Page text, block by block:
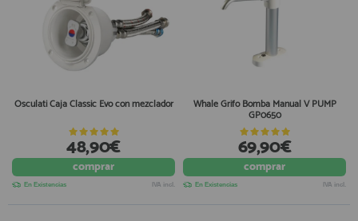
Osculati Caja Classic Evo con mezclador
48,90€
comprar
En Existencias IVA incl.
Whale Grifo Bomba Manual V PUMP
GP0650
69,90€
comprar
En Existencias IVA incl.